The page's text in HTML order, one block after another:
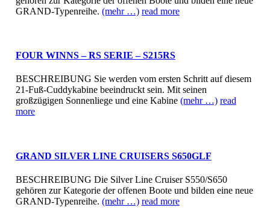
GRAND-Typenreihe. (mehr …) read more
FOUR WINNS – RS SERIE – S215RS
BESCHREIBUNG Sie werden vom ersten Schritt auf diesem
21-Fuß-Cuddykabine beeindruckt sein. Mit seinen
großzügigen Sonnenliege und eine Kabine (mehr …) read
more
GRAND SILVER LINE CRUISERS S650GLF
BESCHREIBUNG Die Silver Line Cruiser S550/S650
gehören zur Kategorie der offenen Boote und bilden eine neue
GRAND-Typenreihe. (mehr …) read more